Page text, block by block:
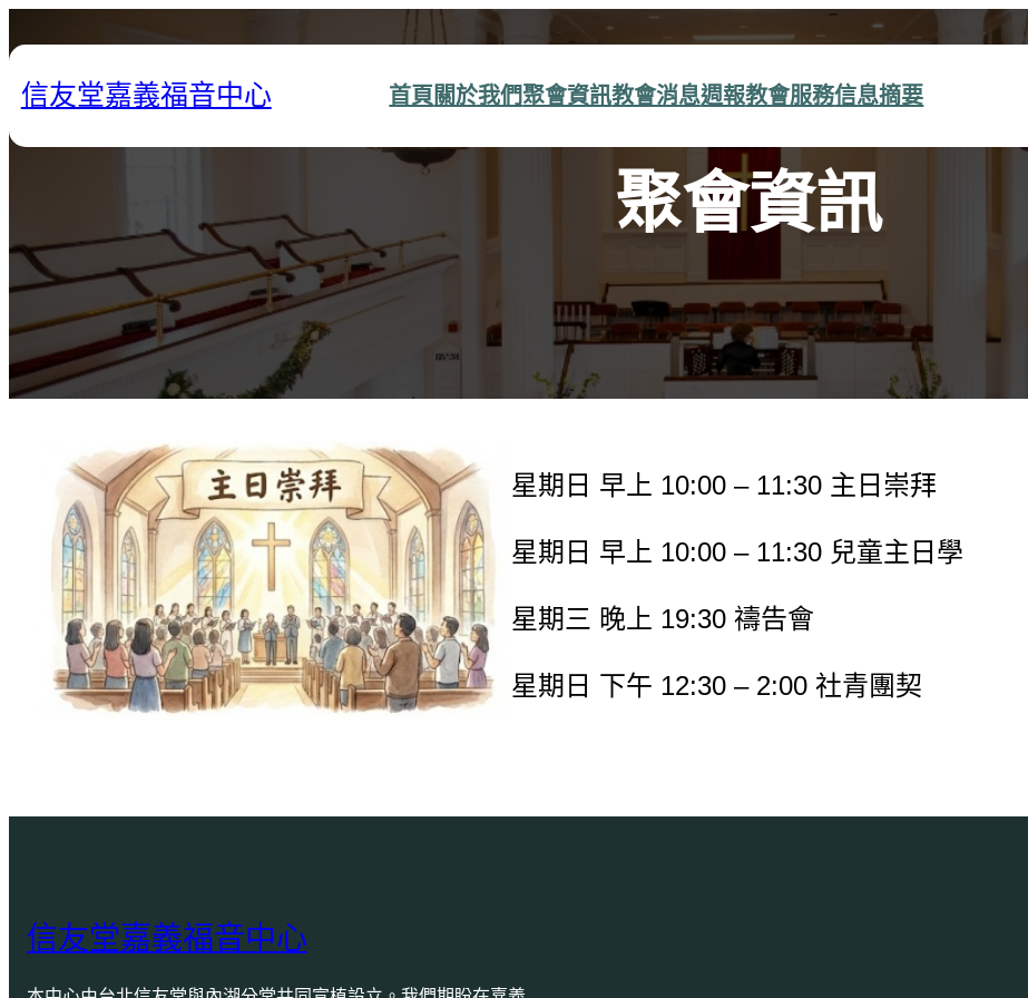
至
要
內
信友堂嘉義福音中心 首頁關於我們聚會資訊教會消息週報教會服務信息摘要
聚會資訊
星期日 早上 10:00 – 11:30 主日崇拜
星期日 早上 10:00 – 11:30 兒童主日學
星期三 晚上 19:30 禱告會
星期日 下午 12:30 – 2:00 社青團契
信友堂嘉義福音中心